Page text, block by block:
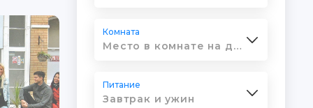
Комната
Место в комнате на двоих (санузел на несколько комнат).
Питание
Завтрак и ужин